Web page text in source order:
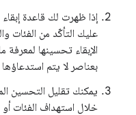
إذا ظهرت لك قاعدة
عليك التأكّد من الفئات
الإبقاء تحسينها
بعناصر لا يتم
يمكنك تقليل التحسين
خلال استهداف الفئات